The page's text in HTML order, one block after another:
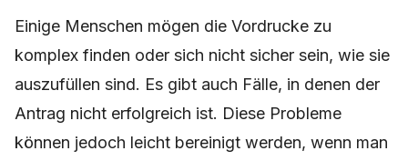
Einige Menschen mögen die Vordrucke zu
komplex finden oder sich nicht sicher sein, wie sie
auszufüllen sind. Es gibt auch Fälle, in denen der
Antrag nicht erfolgreich ist. Diese Probleme
können jedoch leicht bereinigt werden, wenn man